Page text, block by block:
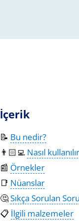
İçerik
📝 Bu nedir?
👨🏻‍💻 Nasıl
📰 Örnekler
📑 Nüanslar
🤔Sıkça Sorulan
📋 İlgili malzemeler